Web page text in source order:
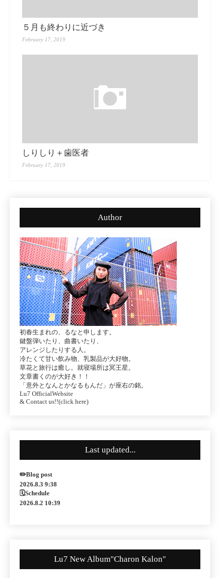
５月も終わりに近づき
February 17, 2019
しりしり＋歯医者
February 17, 2019
Author
初春生まれの、るなと申します。
鍵盤弾いたり、曲書いたり、
アレンジしたりする人。
冷たくて甘い飲み物、乳製品が大好物。
草花と旅行は癒し。就寝場所は冥王星。
文章書くのが大好き！！
「意外となんとかなるもんだ」が座右の銘。
Lu7 OfficialWebsite
& Contact us!!(click here)
Last updated...
✏️Blog post
2026.8.3 9:38
🗓Schedule
2026.8.2 10:39
Lu7 New Album"Charon Kalon"